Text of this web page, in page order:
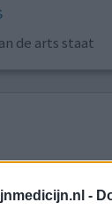
-
de arts staat